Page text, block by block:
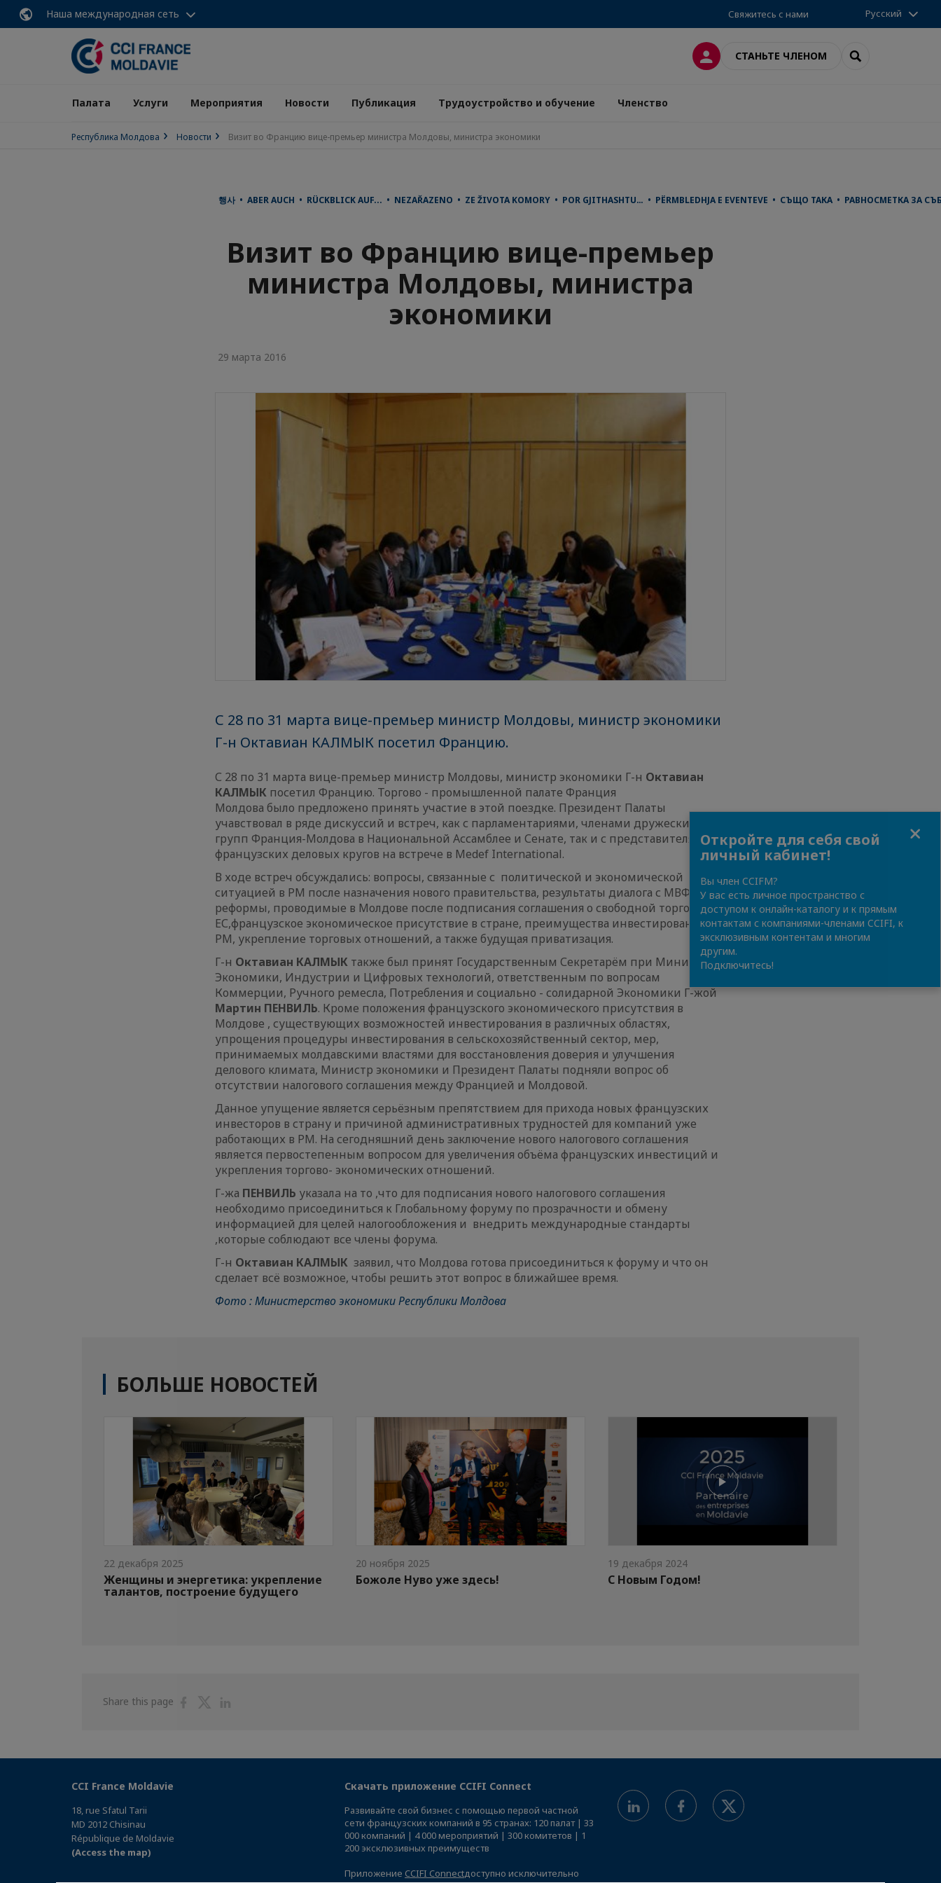
Наша международная сеть Свяжитесь с нами Русский
ВХОД СТАНЬТЕ ЧЛЕНОМ SEARCH
Палата Услуги Мероприятия Новости Публикация Трудоустройство и обучение Членство
Республика Молдова Новости Визит во Францию вице-премьер министра Молдовы, министра экономики
행사 • ABER AUCH • RÜCKBLICK AUF... • NEZAŘAZENO • ZE ŽIVOTA KOMORY • POR GJITHASHTU… • PËRMBLEDHJA E EVENTEVE • СЪЩО ТАКА •
Визит во Францию вице-премьер
министра Молдовы, министра
экономики
29 марта 2016
С 28 по 31 марта вице-премьер министр Молдовы, министр экономики
Г-н Октавиан КАЛМЫК посетил Францию.
С 28 по 31 марта вице-премьер министр Молдовы, министр экономики Г-н Октавиан
КАЛМЫК посетил Францию. Торгово - промышленной палате Франция
Молдова было предложено принять участие в этой поездке. Президент Палаты
учавствовал в ряде дискуссий и встреч, как с парламентариями, членами дружеских
групп Франция-Молдова в Национальной Ассамблее и Сенате, так и с представителями
французских деловых кругов на встрече в Medef International.
В ходе встреч обсуждались: вопросы, связанные с политической и экономической
ситуацией в РМ после назначения нового правительства, результаты диалога с МВФ,
реформы, проводимые в Молдове после подписания соглашения о свободной торговле с
ЕС,французское экономическое присутствие в стране, преимущества инвестирования в
РМ, укрепление торговых отношений, а также будущая приватизация.
Г-н Октавиан КАЛМЫК также был принят Государственным Секретарём при Министре
Экономики, Индустрии и Цифровых технологий, ответственным по вопросам
Коммерции, Ручного ремесла, Потребления и социально - солидарной Экономики Г-жой
Мартин ПЕНВИЛЬ. Кроме положения французского экономического присутствия в
Молдове , существующих возможностей инвестирования в различных областях,
упрощения процедуры инвестирования в сельскохозяйственный сектор, мер,
принимаемых молдавскими властями для восстановления доверия и улучшения
делового климата, Министр экономики и Президент Палаты подняли вопрос об
отсутствии налогового соглашения между Францией и Молдовой.
Данное упущение является серьёзным препятствием для прихода новых французских
инвесторов в страну и причиной административных трудностей для компаний уже
работающих в РМ. На сегодняшний день заключение нового налогового соглашения
является первостепенным вопросом для увеличения объёма французских инвестиций и
укрепления торгово- экономических отношений.
Г-жа ПЕНВИЛЬ указалa на то ,что для подписания нового налогового соглашения
необходимо присоединиться к Глобальному форуму по прозрачности и обмену
информацией для целей налогообложения и внедрить международные стандарты
,которые соблюдают все члены форума.
Г-н Октавиан КАЛМЫК заявил, что Молдова готова присоединиться к форуму и что он
сделает всё возможное, чтобы решить этот вопрос в ближайшее время.
Фото : Министерство экономики Республики Молдова
БОЛЬШЕ НОВОСТЕЙ
22 декабря 2025
Женщины и энергетика: укрепление
талантов, построение будущего
20 ноября 2025
Божоле Нуво уже здесь!
19 декабря 2024
С Новым Годом!
Share this page
ShareShare
CCI France Moldavie
18, rue Sfatul Tarii
MD 2012 Chisinau
République de Moldavie
(Access the map)
Скачать приложение CCIFI Connect
Развивайте свой бизнес с помощью первой частной
сети французских компаний в 95 странах: 120 палат | 33
000 компаний | 4 000 мероприятий | 300 комитетов | 1
200 эксклюзивных преимуществ
Приложение CCIFI Connectдоступно исключительно
Откройте для себя свой
личный кабинет!
Вы член CCIFM?
У вас есть личное пространство с
доступом к онлайн-каталогу и к прямым
контактам с компаниями-членами CCIFI, к
эксклюзивным контентам и многим
другим.
Подключитесь!